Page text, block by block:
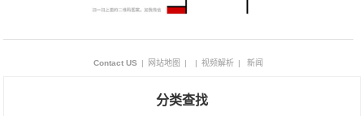
Contact US | 网站地图 | | 视频解析 | 新闻
分类查找